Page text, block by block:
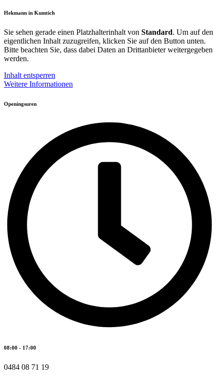
Hekmann in Kumtich
Sie sehen gerade einen Platzhalterinhalt von Standard. Um auf den
eigentlichen Inhalt zuzugreifen, klicken Sie auf den Button unten.
Bitte beachten Sie, dass dabei Daten an Drittanbieter weitergegeben
werden.
Inhalt entsperren
Weitere Informationen
Openingsuren
08:00 - 17:00
0484 08 71 19